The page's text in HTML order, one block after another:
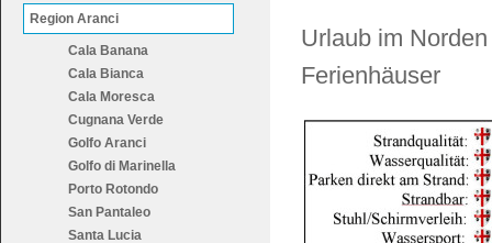
Region Aranci
Cala Banana
Cala Bianca
Cala Moresca
Cugnana Verde
Golfo Aranci
Golfo di Marinella
Porto Rotondo
San Pantaleo
Santa Lucia
Urlaub im
Ferienhäuser